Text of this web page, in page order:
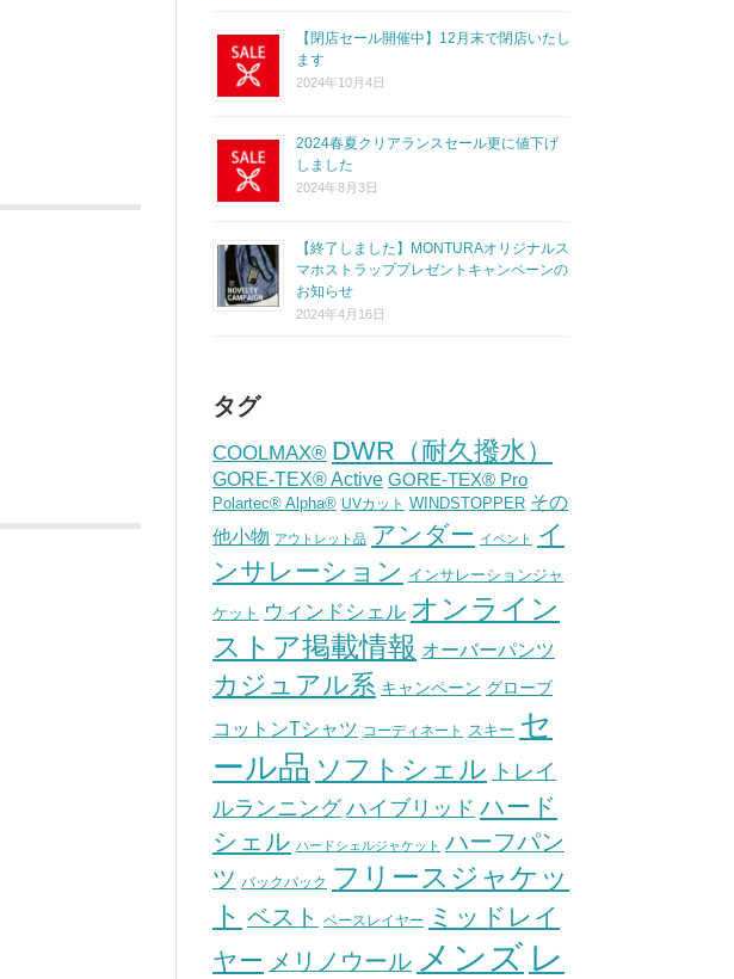
【閉店セール開催中】12月末で閉店いたし
ます
2024年10月4日
2024春夏クリアランスセール更に値下げ
しました
2024年8月3日
【終了しました】MONTURAオリジナルス
マホストラッププレゼントキャンペーンの
お知らせ
2024年4月16日
タグ
COOLMAX® DWR（耐久撥水）
GORE-TEX® Active GORE-TEX® Pro
Polartec® Alpha® UVカット WINDSTOPPER その
他小物 アウトレット品 アンダー イベント
イ
ンサレーション インサレーションジャ
ケット ウィンドシェル オンライン
ストア掲載情報 オーバーパンツ
カジュアル系 キャンペーン グローブ
コットンTシャツ コーディネート スキー セ
ール品 ソフトシェル トレイ
ルランニング ハイブリッド ハード
シェル ハードシェルジャケット ハーフパン
ツ バックパック
フリースジャケッ
ト ベスト ベースレイヤー
ミッドレイ
ヤー メリノウール メンズ レ